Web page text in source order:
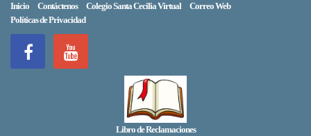
Inicio Contáctenos Colegio Santa Cecilia Virtual
Correo Web
Políticas de Privacidad
Libro de Reclamaciones